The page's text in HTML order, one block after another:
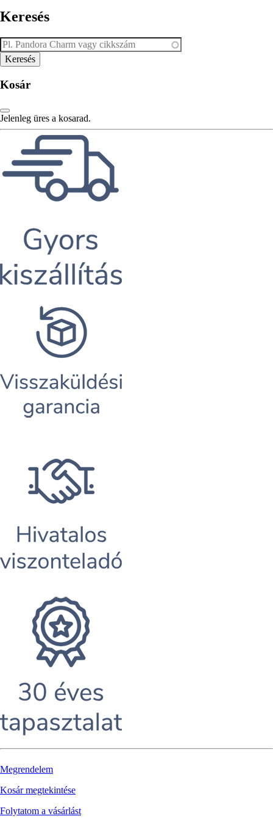
Keresés
Kosár
Jelenleg üres a kosarad.
Megrendelem
Kosár megtekintése
Folytatom a vásárlást